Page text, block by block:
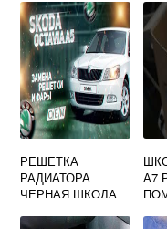
РЕШЕТКА
РАДИАТОРА
ЧЕРНАЯ ШКОДА
А7